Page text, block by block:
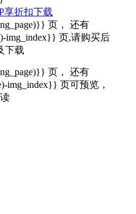
享折扣下载
页， 还有
img_index}} 页,请购买后
下载
页， 还有
img_index}} 页可预览，